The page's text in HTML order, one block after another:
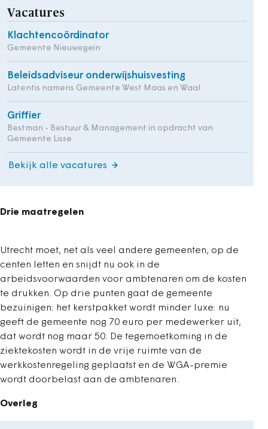
Vacatures
Klachtencoördinator
Gemeente Nieuwegein
Beleidsadviseur onderwijshuisvesting
Latentis namens Gemeente West Maas en Waal
Griffier
Bestman - Bestuur & Management in opdracht van
Gemeente Lisse
Bekijk alle vacatures
Drie maatregelen
Utrecht moet, net als veel andere gemeenten, op de
centen letten en snijdt nu ook in de
arbeidsvoorwaarden voor ambtenaren om de kosten
te drukken. Op drie punten gaat de gemeente
bezuinigen: het kerstpakket wordt minder luxe: nu
geeft de gemeente nog 70 euro per medewerker uit,
dat wordt nog maar 50. De tegemoetkoming in de
ziektekosten wordt in de vrije ruimte van de
werkkostenregeling geplaatst en de WGA-premie
wordt doorbelast aan de ambtenaren.
Overleg